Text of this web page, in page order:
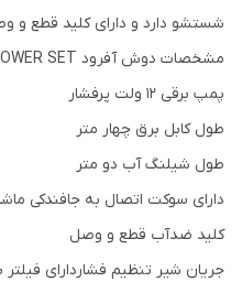
شستشو دارد و دارای کلید قطع
مشخصات دوش آفرود AUTOMOBILE SHOWER SET
پمپ برقی 12 ولت پرفشار
طول کابل برق چهار متر
طول شیلنگ آب دو متر
دارای سوکت اتصال به جافندکی
کلید ضدآب قطع و وصل
جریان شیر تنظیم فشاردارای فیلتر